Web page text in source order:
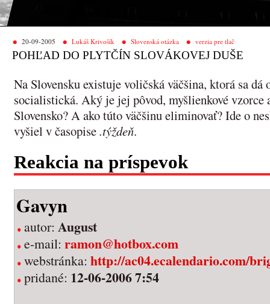
20-09-2005 Lukáš Krivošík Slovenská otázka verzia pre tlač
POHĽAD DO PLYTČÍN SLOVÁKOVEJ DUŠE
Na Slovensku existuje voličská väčšina, ktorá sa dá
socialistická. Aký je jej pôvod, myšlienkové vzorce
Slovensko? A ako túto väčšinu eliminovať? Ide o
vyšiel v časopise.týždeň.
Reakcia na príspevok
Gavyn
autor: August
e-mail: ramon@hotbox.com
webstránka: http://ac04.ecalendario.com/
pridané: 12-06-2006 7:54